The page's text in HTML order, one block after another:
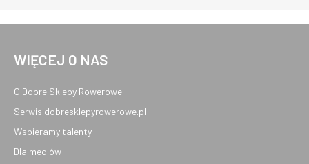
WIĘCEJ O NAS
O Dobre Sklepy Rowerowe
Serwis dobresklepyrowerowe.pl
Wspieramy talenty
Dla mediów